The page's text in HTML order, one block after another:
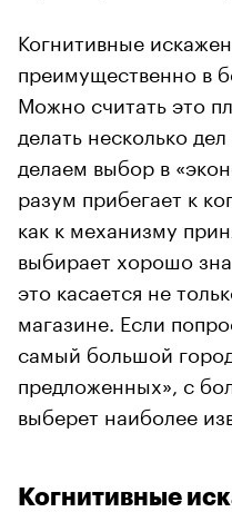
Когнитивные
преимущественно в
Можно считать это
делать несколько
делаем выбор в
разум прибегает к
как к механизму
выбирает хорошо
это касается не
магазине. Если
самый большой
предложенных», с
выберет наиболее
Когнитивные